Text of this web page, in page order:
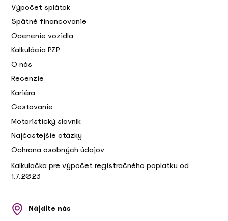
Výpočet splátok
Spätné financovanie
Ocenenie vozidla
Kalkulácia PZP
O nás
Recenzie
Kariéra
Cestovanie
Motoristický slovník
Najčastejšie otázky
Ochrana osobných údajov
Kalkulačka pre výpočet registračného poplatku od
1.7.2023
Nájdite nás